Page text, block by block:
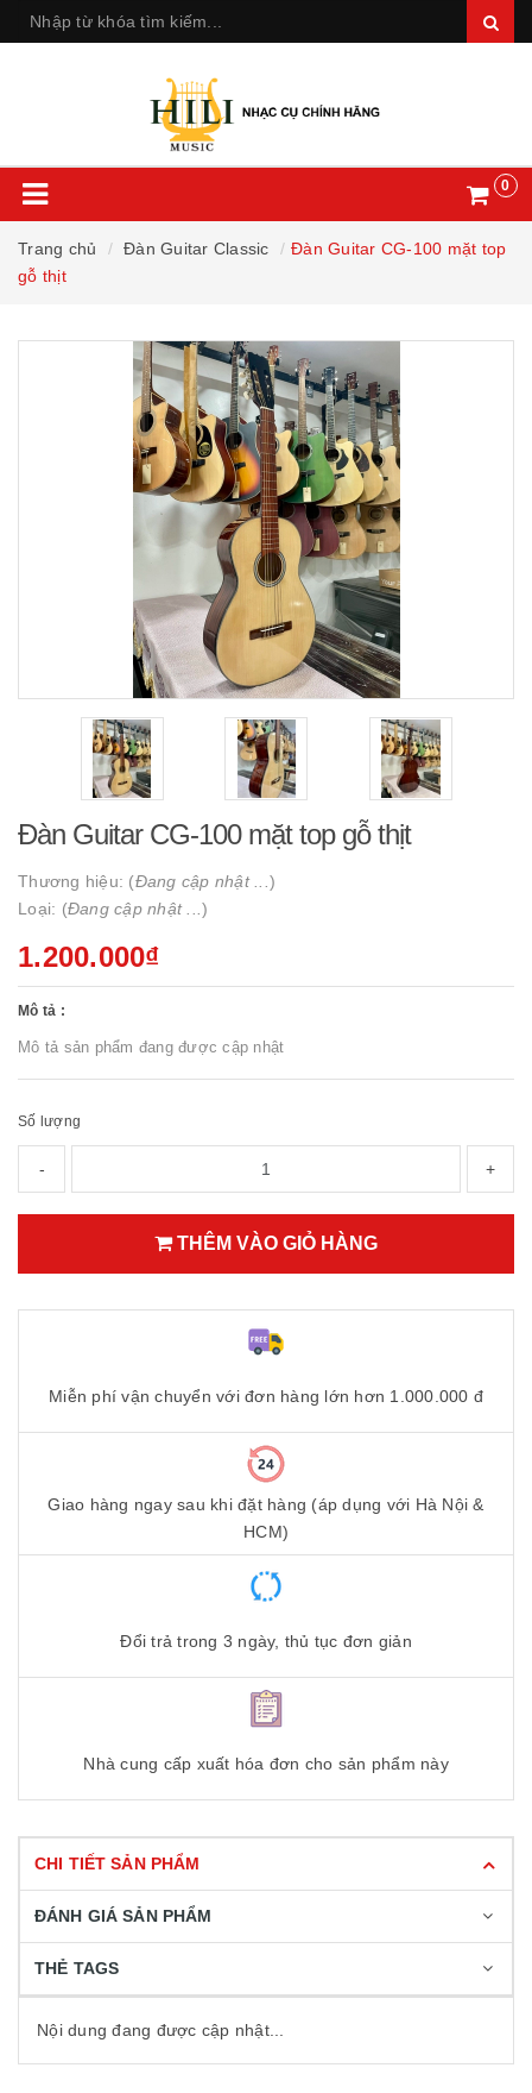
0
Trang chủ Đàn Guitar Classic
Đàn Guitar CG-100 mặt top
gỗ thịt
Đàn Guitar CG-100 mặt top gỗ thịt
Thương hiệu: (Đang cập nhật ... )
Loại: (Đang cập nhật ... )
1.200.000₫
Mô tả :
Mô tả sản phẩm đang được cập nhật
Số lượng
- +
THÊM VÀO GIỎ HÀNG
Miễn phí vận chuyển với đơn hàng lớn hơn 1.000.000 đ
Giao hàng ngay sau khi đặt hàng (áp dụng với Hà Nội &
HCM)
Đổi trả trong 3 ngày, thủ tục đơn giản
Nhà cung cấp xuất hóa đơn cho sản phẩm này
CHI TIẾT SẢN PHẨM
ĐÁNH GIÁ SẢN PHẨM
THẺ TAGS
Nội dung đang được cập nhật...